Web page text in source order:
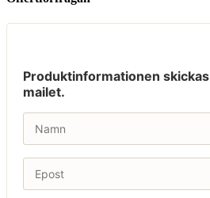
Produktinformationen
mailet.